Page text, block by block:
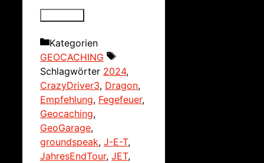
Kategorien
GEOCACHING
Schlagwörter 2024,
CrazyDriver3, Dragon,
Empfehlung, Fegefeuer,
Geocaching,
GeoGarage,
groundspeak, J-E-T,
JahresEndTour, JET,